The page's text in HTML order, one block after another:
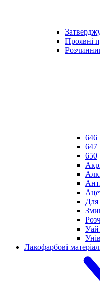
Проявні
646
647
650
Для
Лакофарбові